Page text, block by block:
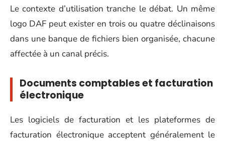
Le contexte d’utilisation tranche le débat. Un même
logo DAF peut exister en trois ou quatre déclinaisons
dans une banque de fichiers bien organisée, chacune
affectée à un canal précis.
Documents comptables et facturation
électronique
Les logiciels de facturation et les plateformes de
facturation électronique acceptent généralement le